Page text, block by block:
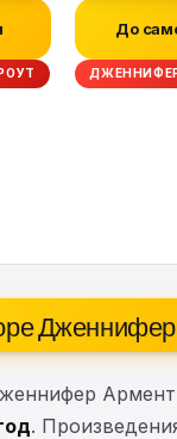
До
.